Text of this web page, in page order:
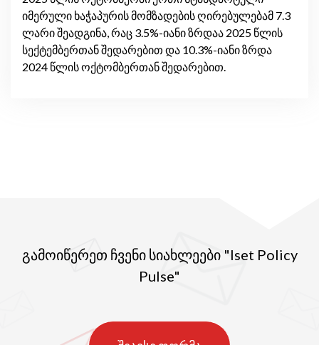
იმერული ხაჭაპურის მომზადების ღირებულებამ 7.3
ლარი შეადგინა, რაც 3.5%-იანი ზრდაა 2025 წლის
სექტემბერთან შედარებით და 10.3%-იანი ზრდა
2024 წლის ოქტომბერთან შედარებით.
გამოიწერეთ ჩვენი სიახლეები "Iset Policy
Pulse"